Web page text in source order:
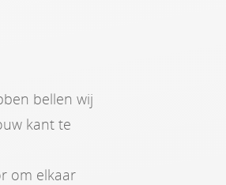
bellen wij
kant te
om elkaar